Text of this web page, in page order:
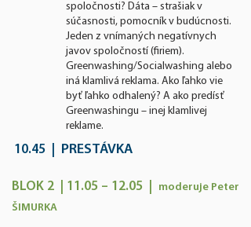
spoločnosti? Dáta – strašiak v
súčasnosti, pomocník v budúcnosti.
Jeden z vnímaných negatívnych
javov spoločností (firiem).
Greenwashing/Socialwashing alebo
iná klamlivá reklama. Ako ľahko vie
byť ľahko odhalený? A ako predísť
Greenwashingu – inej klamlivej
reklame.
10.45 PRESTÁVKA
BLOK 2 | 11.05 – 12.05 | moderuje Peter
ŠIMURKA